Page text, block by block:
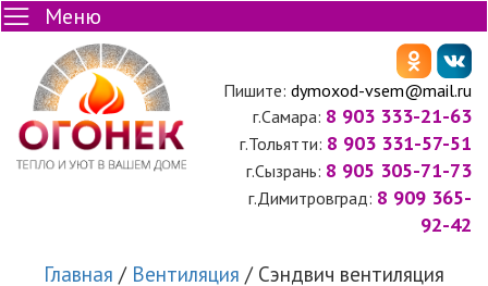
Меню
Пишите: dymoxod-vsem@mail.ru
г.Самара: 8 903 333-21-63
г.Тольятти: 8 903 331-57-51
г.Сызрань: 8 905 305-71-73
г.Димитровград: 8 909 365-
92-42
Главная / Вентиляция / Сэндвич вентиляция